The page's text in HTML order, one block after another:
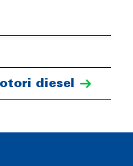
diesel